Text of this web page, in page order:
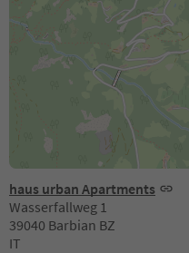
haus urban Apartments
Wasserfallweg 1
39040 Barbian BZ
IT